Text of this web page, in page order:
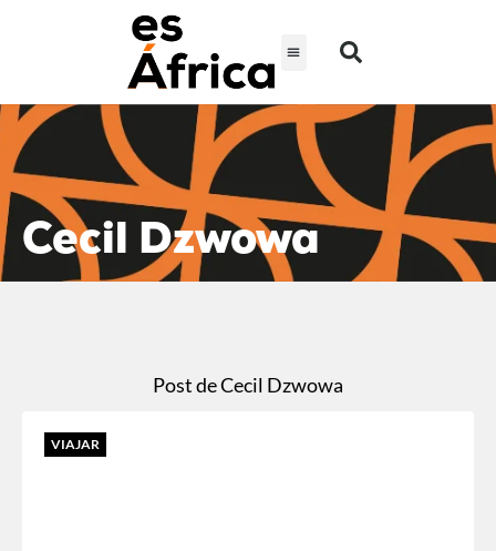
Cecil Dzwowa
Post de Cecil Dzwowa
VIAJAR